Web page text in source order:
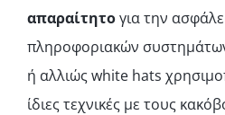
απαραίτητογια την
πληροφοριακών
ή αλλιώς white hats
ίδιες τεχνικές με τους